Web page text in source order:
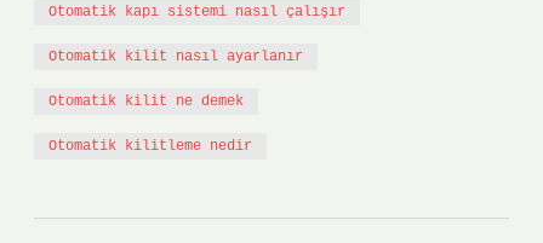
Otomatik kapı sistemi nasıl çalışır
Otomatik kilit nasıl ayarlanır
Otomatik kilit ne demek
Otomatik kilitleme nedir